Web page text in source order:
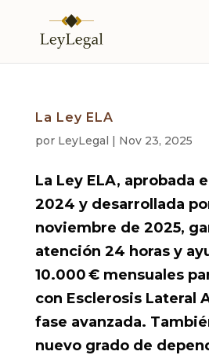
La Ley ELA
por LeyLegal | Nov 23, 2025
La Ley ELA, aprobada
2024 y desarrollada
noviembre de 2025,
atención 24 horas y
10.000 € mensuales
con Esclerosis Lateral
fase avanzada.
nuevo grado de